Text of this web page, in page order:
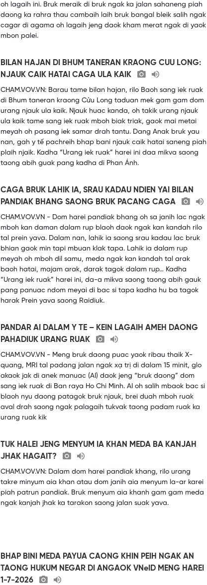
oh lagaih ini. Bruk meraik di bruk ngak ka jalan sahaneng piah
daong ka rahra thau cambaih laih bruk bangal bleik salih ngak
cagar di agama oh lagaih jeng daok kham merat ngak di yaok
mbon palei.
BILAN HAJAN DI BHUM TANERAN KRAONG CUU LONG:
NJAUK CAIK HATAI CAGA ULA KAIK
CHAM.VOV.VN: Barau tame bilan hajan, rilo Baoh sang iek ruak
di Bhum taneran kraong Cửu Long taduan mek gam gam dom
urang njauk ula kaik. Njauk huac kanda, oh takik urang njauk
ula kaik tame sang iek ruak mboh biak triak, gaok mai metai
meyah oh pasang iek samar drah tantu. Dang Anak bruk yau
nan, gah y tế pachreih bhap bani njauk caik hatai saneng piah
plaih njaik. Kadha “Urang iek ruak” harei ini daa mikva saong
taong abih guak pang kadha di Phan Ánh.
CAGA BRUK LAHIK IA, SRAU KADAU NDIEN YAI BILAN
PANDIAK BHANG SAONG BRUK PACANG CAGA
CHAM.VOV.VN - Dom harei pandiak bhang oh sa janih lac ngak
mboh kan daman dalam rup blaoh daok ngak kan kandah rilo
tal prein yava. Dalam nan, lahik ia saong srau kadau lac bruk
bhian gaok min tapi mbuan klak tapa. Lahik ia dalam rup
meyah oh mboh dil samu, meda ngak kan kandah tal arak
baoh hatai, majam arak, darak tagok dalam rup… Kadha
“Urang iek ruak” harei ini, da-a mikva saong taong abih gauk
pang panuac ndom meyai di bac si tapa kadha hu ba tagok
harak Prein yava saong Raidiuk.
PANDAR AI DALAM Y TE – KEIN LAGAIH AMEH DAONG
PAHADIUK URANG RUAK
CHAM.VOV.VN - Meng bruk daong puac yaok ribau thaik X-
quang, MRI tal padang jalan ngak xạ trị di dalam 15 minit, glo
akaok jak di anek manuac (AI) daok jeng “bruk daong” dom
sang iek ruak di Ban raya Ho Chi Minh. AI oh salih mbaok bac si
blaoh nyu daong patagok bruk njauk, brei duah mboh ruak
aval drah saong ngak palagaih tukvak taong padam ruak ka
urang ruak kik
TUK HALEI JENG MENYUM IA KHAN MEDA BA KANJAH
JHAK HAGAIT?
CHAM.VOV.VN: Dalam dom harei pandiak khang, rilo urang
takre minyum aia khan atau dom janih aia menyum la-ar karei
piah patrun pandiak. Bruk menyum aia khanh gam gam meda
ngak kanjah jhak ka tarakon saong jalan suak yava.
BHAP BINI MEDA PAYUA CAONG KHIN PEIH NGAK AN
TAONG HUKUM NEGAR DI ANGAOK VNeID MENG HAREI
1-7-2026